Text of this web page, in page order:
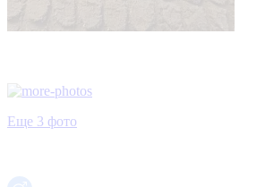
Еще 3 фото